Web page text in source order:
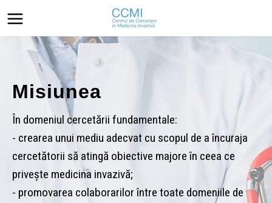
cercetării fundamentale:
unui mediu adecvat cu scopul de a încuraja
să atingă obiective majore în ceea ce
medicina invazivă;
colaborarilor între toate domeniile de